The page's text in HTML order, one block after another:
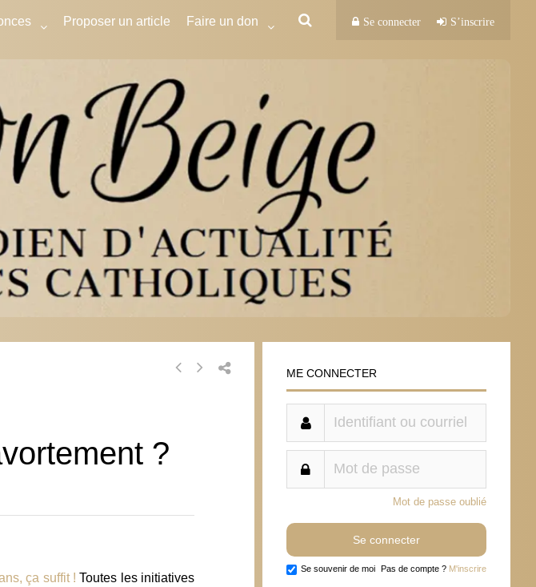
Proposer un article Faire un don Se connecter S’inscrire
?
ça suffit ! Toutes les initiatives
ME CONNECTER
Mot de passe oublié
Se souvenir de moi Pas de compte ? M'inscrire